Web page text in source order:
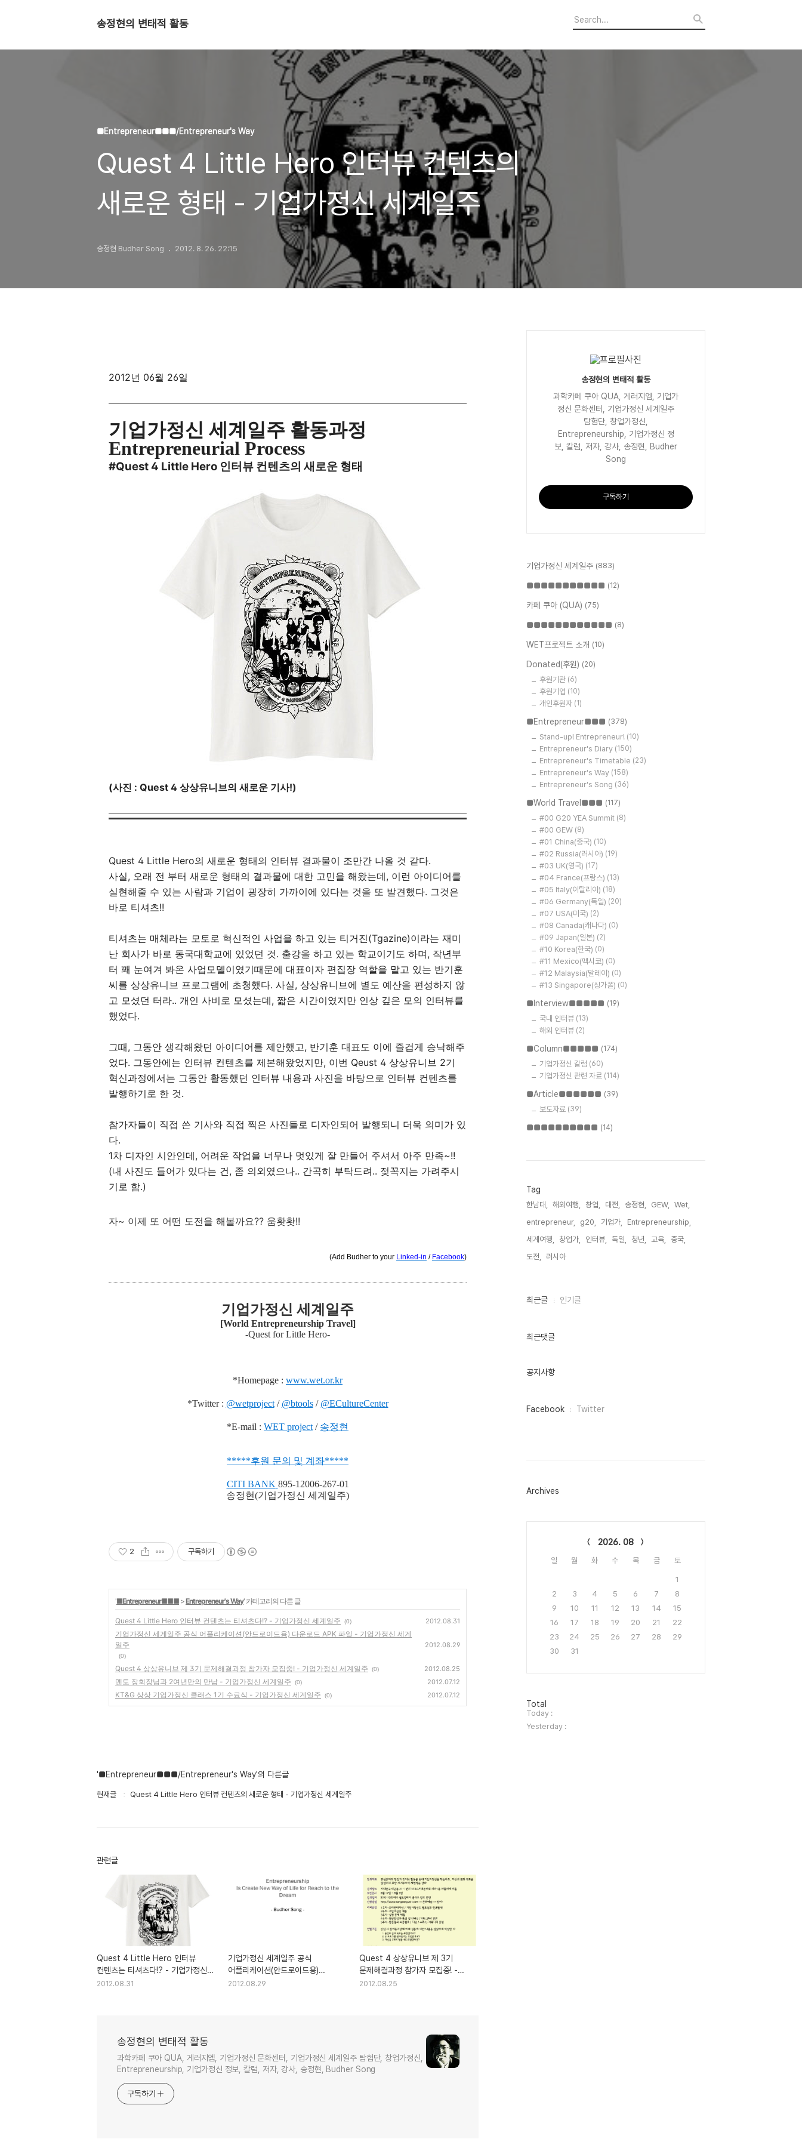
송정현의 변태적 활동
■Entrepreneur■■■/Entrepreneur's Way
Quest 4 Little Hero 인터뷰 컨텐츠의
새로운 형태 - 기업가정신 세계일주
송정현 Budher Song 2012. 8. 26. 22:15
2012년 06월 26일
기업가정신 세계일주 활동과정
Entrepreneurial Process
#Quest 4 Little Hero 인터뷰 컨텐츠의 새로운 형태
(사진 : Quest 4 상상유니브의 새로운 기사!)
Quest 4 Little Hero의 새로운 형태의 인터뷰 결과물이 조만간 나올 것 같다.
사실, 오래 전 부터 새로운 형태의 결과물에 대한 고민을 해왔는데, 이런 아이디어를
실현해줄 수 있는 사람과 기업이 굉장히 가까이에 있다는 것을 또 발견했다. 그것은
바로 티셔츠!!
티셔츠는 매체라는 모토로 혁신적인 사업을 하고 있는 티거진(Tgazine)이라는 재미
난 회사가 바로 동국대학교에 있었던 것. 출강을 하고 있는 학교이기도 하며, 작년부
터 꽤 눈여겨 봐온 사업모델이였기때문에 대표이자 편집장 역할을 맡고 있는 반기훈
씨를 상상유니브 프로그램에 초청했다. 사실, 상상유니브에 별도 예산을 편성하지 않
고 모셨던 터라.. 개인 사비로 모셨는데, 짧은 시간이였지만 인상 깊은 모의 인터뷰를
했었다.
그때, 그동안 생각해왔던 아이디어를 제안했고, 반기훈 대표도 이에 즐겁게 승낙해주
었다. 그동안에는 인터뷰 컨텐츠를 제본해왔었지만, 이번 Qeust 4 상상유니브 2기
혁신과정에서는 그동안 활동했던 인터뷰 내용과 사진을 바탕으로 인터뷰 컨텐츠를
발행하기로 한 것.
참가자들이 직접 쓴 기사와 직접 찍은 사진들로 디자인되어 발행되니 더욱 의미가 있
다.
1차 디자인 시안인데, 어려운 작업을 너무나 멋있게 잘 만들어 주셔서 아주 만족~!!
(내 사진도 들어가 있다는 건, 좀 의외였으나.. 간곡히 부탁드려.. 젖꼭지는 가려주시
기로 함.)
자~ 이제 또 어떤 도전을 해볼까요?? 움홧홧!!
(Add Budher to your Linked-in / Facebook)
기업가정신 세계일주
[World Entrepreneurship Travel]
-Quest for Little Hero-
*Homepage : www.wet.or.kr
*Twitter : @wetproject/ @btools/ @ECultureCenter
*E-mail : WET project / 송정현
*****후원 문의 및 계좌*****
CITI BANK 895-12006-267-01
송정현(기업가정신 세계일주)
2 구독하기
'■Entrepreneur■■■ >Entrepreneur's Way' 카테고리의 다른 글
Quest 4 Little Hero 인터뷰 컨텐츠는 티셔츠다!? - 기업가정신 세계일주 (0) 2012.08.31
기업가정신 세계일주 공식 어플리케이션(안드로이드용) 다운로드 APK 파일 - 기업가정신 세계
일주
(0)
2012.08.29
Quest 4 상상유니브 제 3기 문제해결과정 참가자 모집중! - 기업가정신 세계일주 (0) 2012.08.25
멘토 장회장님과 2여년만의 만남 - 기업가정신 세계일주 (0) 2012.07.12
KT&G 상상 기업가정신 클래스 1기 수료식 - 기업가정신 세계일주 (0) 2012.07.12
'■Entrepreneur■■■/Entrepreneur's Way'의 다른글
현재글 Quest 4 Little Hero 인터뷰 컨텐츠의 새로운 형태 - 기업가정신 세계일주
관련글
Quest 4 Little Hero 인터뷰
컨텐츠는 티셔츠다!? - 기업가정신
세계일주
2012.08.31
기업가정신 세계일주 공식
어플리케이션(안드로이드용)
다운로드 APK 파일 - 기업가정신
2012.08.29
Quest 4 상상유니브 제 3기
문제해결과정 참가자 모집중! -
기업가정신 세계일주
2012.08.25
송정현의 변태적 활동
과학카페 쿠아 QUA, 게러지엠, 기업가정신 문화센터, 기업가정신 세계일주 탐험단, 창업가정신,
Entrepreneurship, 기업가정신 정보, 칼럼, 저자, 강사, 송정현, Budher Song
구독하기
송정현의 변태적 활동
과학카페 쿠아 QUA, 게러지엠, 기업가
정신 문화센터, 기업가정신 세계일주
탐험단, 창업가정신,
Entrepreneurship, 기업가정신 정
보, 칼럼, 저자, 강사, 송정현, Budher
Song
구독하기
기업가정신 세계일주 (883)
■■■■■■■■■■■ (12)
카페 쿠아 (QUA) (75)
■■■■■■■■■■■■ (8)
WET프로젝트 소개 (10)
Donated(후원) (20)
후원기관 (6)
후원기업 (10)
개인후원자 (1)
■Entrepreneur■■■ (378)
Stand-up! Entrepreneur! (10)
Entrepreneur's Diary (150)
Entrepreneur's Timetable (23)
Entrepreneur's Way (158)
Entrepreneur's Song (36)
■World Travel■■■ (117)
#00 G20 YEA Summit (8)
#00 GEW (8)
#01 China(중국) (10)
#02 Russia(러시아) (19)
#03 UK(영국) (17)
#04 France(프랑스) (13)
#05 Italy(이탈리아) (18)
#06 Germany(독일) (20)
#07 USA(미국) (2)
#08 Canada(캐나다) (0)
#09 Japan(일본) (2)
#10 Korea(한국) (0)
#11 Mexico(멕시코) (0)
#12 Malaysia(말레이) (0)
#13 Singapore(싱가폴) (0)
■Interview■■■■■ (19)
국내 인터뷰 (13)
해외 인터뷰 (2)
■Column■■■■■ (174)
기업가정신 칼럼 (60)
기업가정신 관련 자료 (114)
■Article■■■■■■ (39)
보도자료 (39)
■■■■■■■■■■ (14)
Tag
한남대, 해외여행, 창업, 대전, 송정현, GEW,
Wet,
entrepreneur,
g20, 기업가,
Entrepreneurship,
세계여행,
창업가, 인터뷰, 독일, 청년, 교육,
중국,
도전,
러시아,
최
인
최근글 인기글
최근댓글
공지사항
페
그
Facebook Twitter
Archives
2026. 08
일 월 화 수 목 금 토
1
2
3 4 5 6 7
8
9
10 11 12 13 14
15
16
17 18 19 20 21
22
23
24 25 26 27 28
29
30
31
방
문
자
수
Total
Today :
Yesterday :